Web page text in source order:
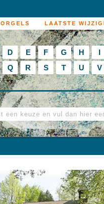
ORGELS LAATSTE
D E F G H I
Q R S T U V